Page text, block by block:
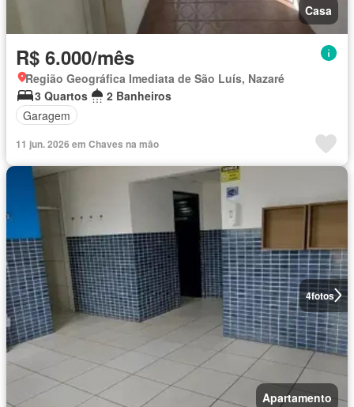
Casa
R$ 6.000/mês
Região Geográfica Imediata de São Luís, Nazaré
3 Quartos
2 Banheiros
Garagem
11 jun. 2026 em Chaves na mão
4fotos
Apartamento